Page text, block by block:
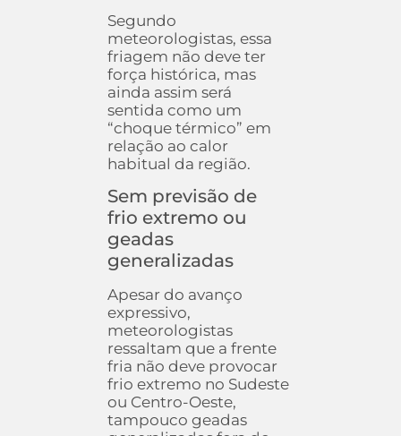
Segundo
meteorologistas, essa
friagem não deve ter
força histórica, mas
ainda assim será
sentida como um
“choque térmico” em
relação ao calor
habitual da região.
Sem previsão de
frio extremo ou
geadas
generalizadas
Apesar do avanço
expressivo,
meteorologistas
ressaltam que a frente
fria não deve provocar
frio extremo no Sudeste
ou Centro-Oeste,
tampouco geadas